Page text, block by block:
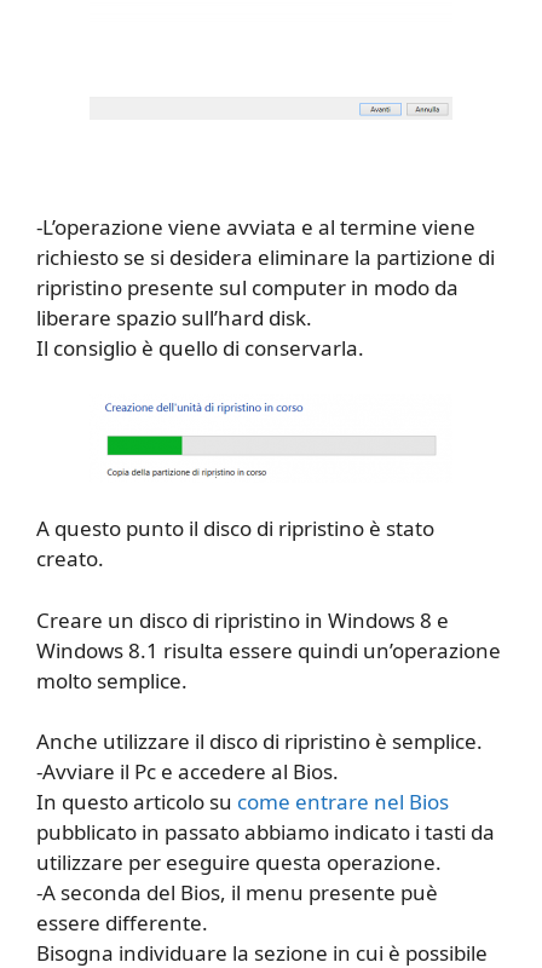
-L’operazione viene avviata e al termine viene
richiesto se si desidera eliminare la partizione di
ripristino presente sul computer in modo da
liberare spazio sull’hard disk.
Il consiglio è quello di conservarla.
A questo punto il disco di ripristino è stato
creato.
Creare un disco di ripristino in Windows 8 e
Windows 8.1 risulta essere quindi un’operazione
molto semplice.
Anche utilizzare il disco di ripristino è semplice.
-Avviare il Pc e accedere al Bios.
In questo articolo su come entrare nel Bios
pubblicato in passato abbiamo indicato i tasti da
utilizzare per eseguire questa operazione.
-A seconda del Bios, il menu presente puè
essere differente.
Bisogna individuare la sezione in cui è possibile